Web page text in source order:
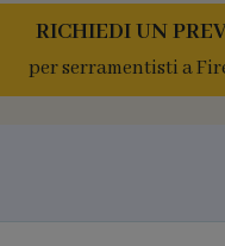
RICHIEDI UN
per serramentisti a